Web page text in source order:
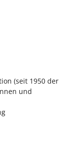
(seit 1950 der
und